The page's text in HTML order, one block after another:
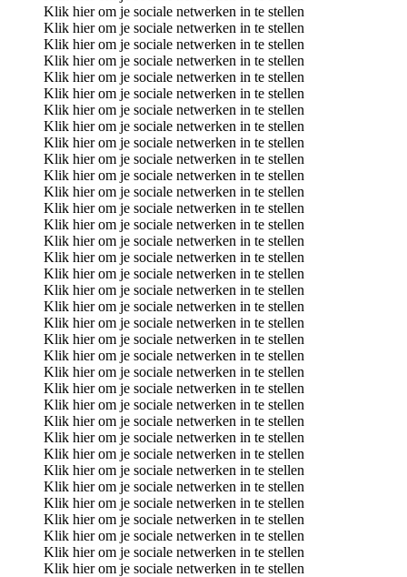
Klik hier om je sociale netwerken in te stellen
Klik hier om je sociale netwerken in te stellen
Klik hier om je sociale netwerken in te stellen
Klik hier om je sociale netwerken in te stellen
Klik hier om je sociale netwerken in te stellen
Klik hier om je sociale netwerken in te stellen
Klik hier om je sociale netwerken in te stellen
Klik hier om je sociale netwerken in te stellen
Klik hier om je sociale netwerken in te stellen
Klik hier om je sociale netwerken in te stellen
Klik hier om je sociale netwerken in te stellen
Klik hier om je sociale netwerken in te stellen
Klik hier om je sociale netwerken in te stellen
Klik hier om je sociale netwerken in te stellen
Klik hier om je sociale netwerken in te stellen
Klik hier om je sociale netwerken in te stellen
Klik hier om je sociale netwerken in te stellen
Klik hier om je sociale netwerken in te stellen
Klik hier om je sociale netwerken in te stellen
Klik hier om je sociale netwerken in te stellen
Klik hier om je sociale netwerken in te stellen
Klik hier om je sociale netwerken in te stellen
Klik hier om je sociale netwerken in te stellen
Klik hier om je sociale netwerken in te stellen
Klik hier om je sociale netwerken in te stellen
Klik hier om je sociale netwerken in te stellen
Klik hier om je sociale netwerken in te stellen
Klik hier om je sociale netwerken in te stellen
Klik hier om je sociale netwerken in te stellen
Klik hier om je sociale netwerken in te stellen
Klik hier om je sociale netwerken in te stellen
Klik hier om je sociale netwerken in te stellen
Klik hier om je sociale netwerken in te stellen
Klik hier om je sociale netwerken in te stellen
Klik hier om je sociale netwerken in te stellen